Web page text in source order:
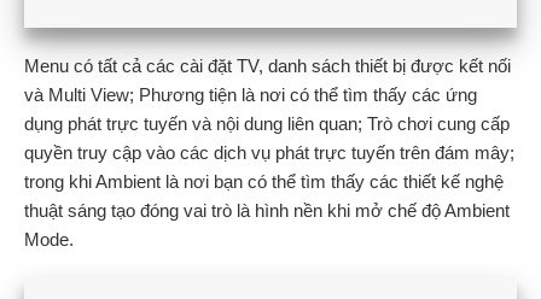
Menu có tất cả các cài đặt TV, danh sách thiết bị được kết nối
và Multi View; Phương tiện là nơi có thể tìm thấy các ứng
dụng phát trực tuyến và nội dung liên quan; Trò chơi cung cấp
quyền truy cập vào các dịch vụ phát trực tuyến trên đám mây;
trong khi Ambient là nơi bạn có thể tìm thấy các thiết kế nghệ
thuật sáng tạo đóng vai trò là hình nền khi mở chế độ Ambient
Mode.